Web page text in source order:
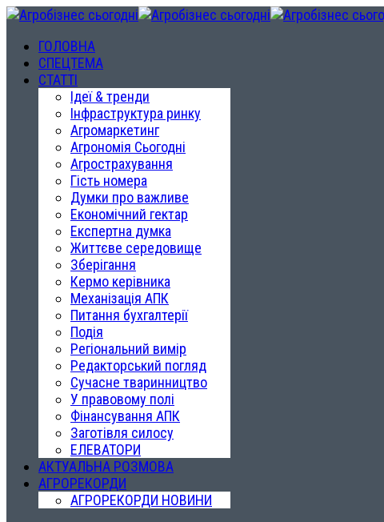
ГОЛОВНА
СПЕЦТЕМА
СТАТТІ
Ідеї & тренди
Інфраструктура ринку
Агромаркетинг
Агрономія Сьогодні
Агрострахування
Гість номера
Думки про важливе
Економічний гектар
Експертна думка
Життєве середовище
Зберігання
Кермо керівника
Механізація АПК
Питання бухгалтерії
Подія
Регіональний вимір
Редакторський погляд
Сучасне тваринництво
У правовому полі
Фінансування АПК
Заготівля силосу
ЕЛЕВАТОРИ
АКТУАЛЬНА РОЗМОВА
АГРОРЕКОРДИ
АГРОРЕКОРДИ НОВИНИ